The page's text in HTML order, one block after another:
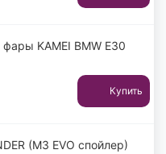
KAMEI BMW E30
Купить
(M3 EVO спойлер)